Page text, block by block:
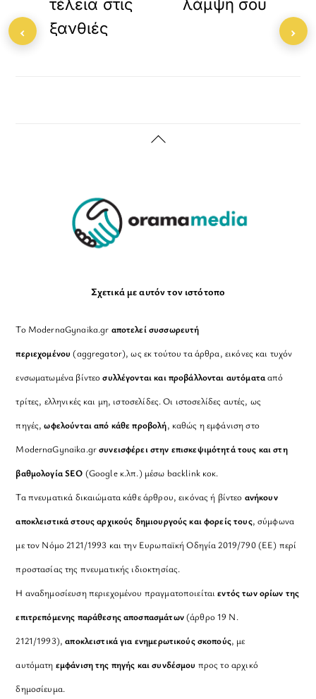
τέλεια στις
ξανθιές
λάμψη σου
Back
Σχετικά με αυτόν τον ιστότοπο
Το ModernaGynaika.gr αποτελεί συσσωρευτή
περιεχομένου (aggregator), ως εκ τούτου τα άρθρα, εικόνες και τυχόν
ενσωματωμένα βίντεοσυλλέγονται και προβάλλονται αυτόματααπό
τρίτες, ελληνικές και μη, ιστοσελίδες. Οι ιστοσελίδες αυτές, ως
πηγές,ωφελούνται από κάθε προβολή, καθώς η εμφάνιση στο
ModernaGynaika.grσυνεισφέρει στην επισκεψιμότητά τους και στη
βαθμολογία SEO (Google κ.λπ.) μέσω backlink κοκ.
Τα πνευματικά δικαιώματα κάθε άρθρου, εικόνας ή βίντεο ανήκουν
αποκλειστικά στους αρχικούς δημιουργούς και φορείς τους, σύμφωνα
με τον Νόμο 2121/1993 και την Ευρωπαϊκή Οδηγία 2019/790 (ΕΕ) περί
προστασίας της πνευματικής ιδιοκτησίας.
Η αναδημοσίευση περιεχομένου πραγματοποιείταιεντός των ορίων της
επιτρεπόμενης παράθεσης αποσπασμάτων(άρθρο 19 Ν.
2121/1993), αποκλειστικά για ενημερωτικούς σκοπούς, με
αυτόματη εμφάνιση της πηγής και συνδέσμου προς το αρχικό
δημοσίευμα.
‹ ›